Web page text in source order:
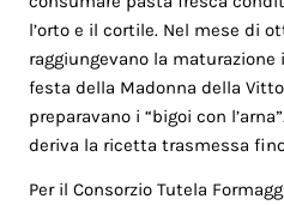
l’orto e il cortile. Nel mese di
raggiungevano la maturazione
festa della Madonna della
preparavano i “bigoi con
deriva la ricetta trasmessa
Per il Consorzio Tutela